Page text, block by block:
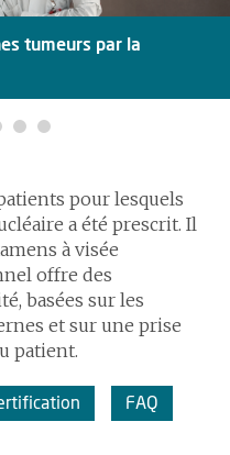
tumeurs par la
pour lesquels
a été prescrit. Il
à visée
offre des
basées sur les
et sur une prise
patient.
FAQ